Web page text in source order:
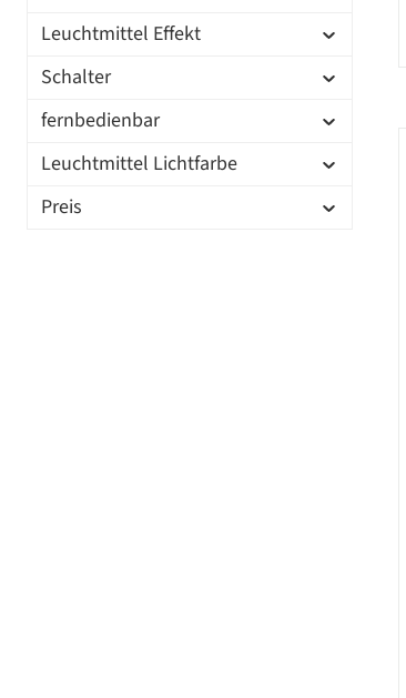
Leuchtmittel Effekt
Schalter
fernbedienbar
Leuchtmittel Lichtfarbe
Preis